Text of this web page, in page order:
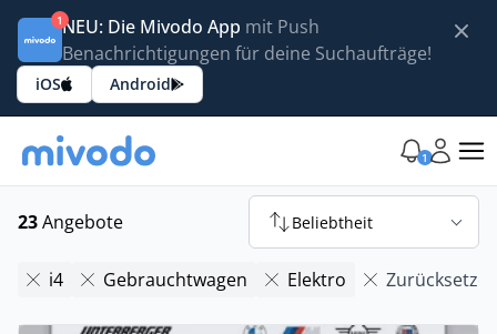
1NEU: Die Mivodo App mit Push
Benachrichtigungen für deine Suchaufträge!
iOS Android
1
23Angebote Beliebtheit
i4 Gebrauchtwagen Elektro